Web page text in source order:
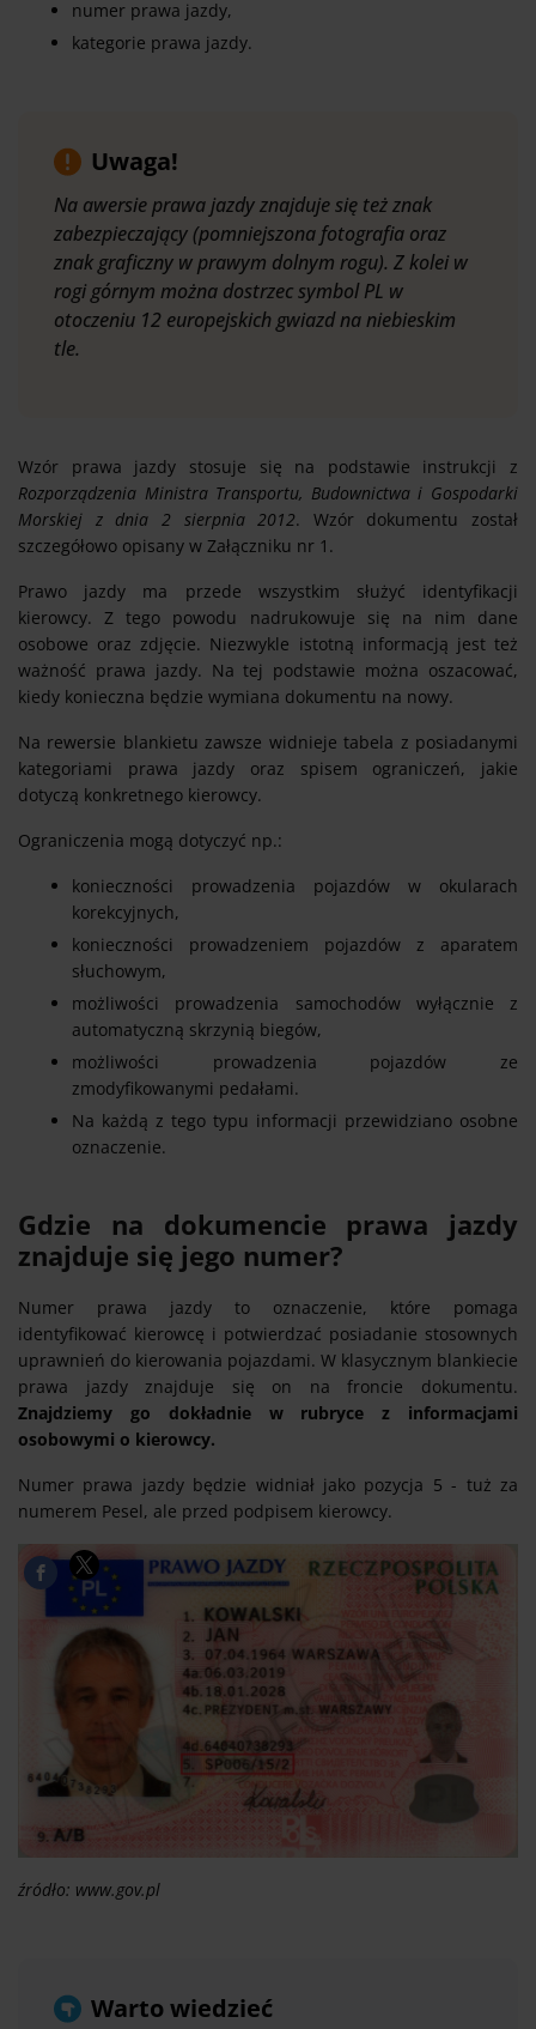
numer prawa jazdy,
kategorie prawa jazdy.
Uwaga!
Na awersie prawa jazdy znajduje się też znak
zabezpieczający (pomniejszona fotografia oraz
znak graficzny w prawym dolnym rogu). Z kolei w
rogi górnym można dostrzec symbol PL w
otoczeniu 12 europejskich gwiazd na niebieskim
tle.
Wzór prawa jazdy stosuje się na podstawie instrukcji z
Rozporządzenia Ministra Transportu, Budownictwa i Gospodarki
Morskiej z dnia 2 sierpnia 2012. Wzór dokumentu został
szczegółowo opisany w Załączniku nr 1.
Prawo jazdy ma przede wszystkim służyć identyfikacji
kierowcy. Z tego powodu nadrukowuje się na nim dane
osobowe oraz zdjęcie. Niezwykle istotną informacją jest też
ważność prawa jazdy. Na tej podstawie można oszacować,
kiedy konieczna będzie wymiana dokumentu na nowy.
Na rewersie blankietu zawsze widnieje tabela z posiadanymi
kategoriami prawa jazdy oraz spisem ograniczeń, jakie
dotyczą konkretnego kierowcy.
Ograniczenia mogą dotyczyć np.:
konieczności prowadzenia pojazdów w okularach
korekcyjnych,
konieczności prowadzeniem pojazdów z aparatem
słuchowym,
możliwości prowadzenia samochodów wyłącznie z
automatyczną skrzynią biegów,
możliwości prowadzenia pojazdów ze
zmodyfikowanymi pedałami.
Na każdą z tego typu informacji przewidziano osobne
oznaczenie.
Gdzie na dokumencie prawa jazdy
znajduje się jego numer?
Numer prawa jazdy to oznaczenie, które pomaga
identyfikować kierowcę i potwierdzać posiadanie stosownych
uprawnień do kierowania pojazdami. W klasycznym blankiecie
prawa jazdy znajduje się on na froncie dokumentu.
Znajdziemy go dokładnie w rubryce z informacjami
osobowymi o kierowcy.
Numer prawa jazdy będzie widniał jako pozycja 5 - tuż za
numerem Pesel, ale przed podpisem kierowcy.
źródło: www.gov.pl
Warto wiedzieć